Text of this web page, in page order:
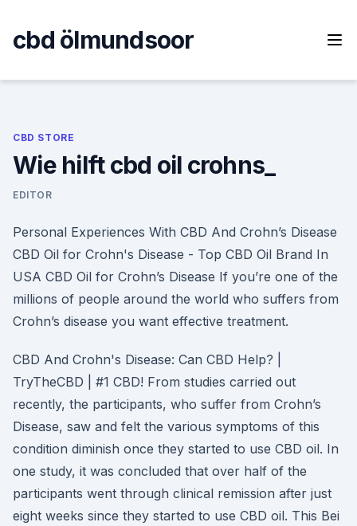
content
cbd ölmundsoor
CBD STORE
Wie hilft cbd oil crohns_
EDITOR
Personal Experiences With CBD And Crohn’s Disease
CBD Oil for Crohn's Disease - Top CBD Oil Brand In
USA CBD Oil for Crohn’s Disease If you’re one of the
millions of people around the world who suffers from
Crohn’s disease you want effective treatment.
CBD And Crohn's Disease: Can CBD Help? |
TryTheCBD | #1 CBD! From studies carried out
recently, the participants, who suffer from Crohn’s
Disease, saw and felt the various symptoms of this
condition diminish once they started to use CBD oil. In
one study, it was concluded that over half of the
participants went through clinical remission after just
eight weeks since they started to use CBD oil. This Bei